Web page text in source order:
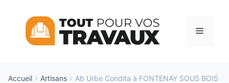
contenu
Menu
Accueil Artisans Ab Urbe Condita à FONTENAY SOUS BOIS